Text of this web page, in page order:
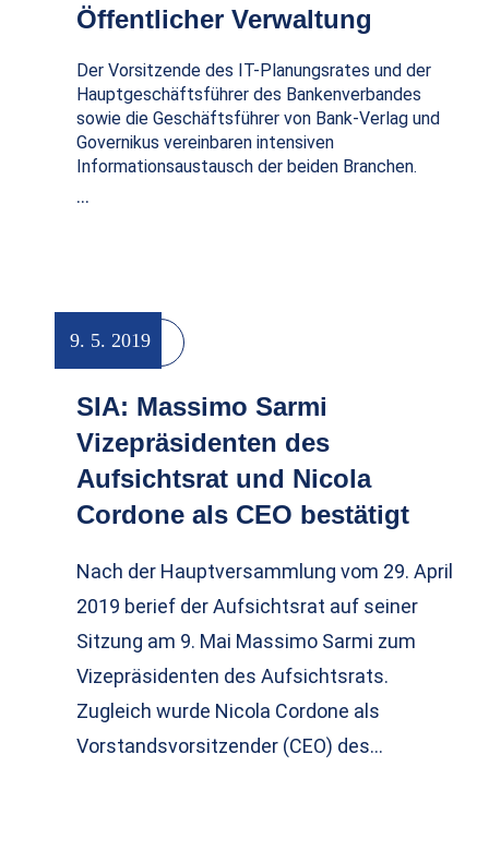
Öffentlicher Verwaltung
Der Vorsitzende des IT-Planungsrates und der
Hauptgeschäftsführer des Bankenverbandes
sowie die Geschäftsführer von Bank-Verlag und
Governikus vereinbaren intensiven
Informationsaustausch der beiden Branchen.
…
9. 5. 2019
Namen
SIA: Massimo Sarmi
Vizepräsidenten des
Aufsichtsrat und Nicola
Cordone als CEO bestätigt
Nach der Hauptversammlung vom 29. April
2019 berief der Aufsichtsrat auf seiner
Sitzung am 9. Mai Massimo Sarmi zum
Vizepräsidenten des Aufsichtsrats.
Zugleich wurde Nicola Cordone als
Vorstandsvorsitzender (CEO) des…